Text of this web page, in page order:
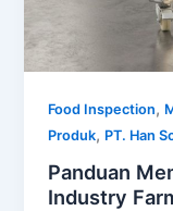
Food Inspection,
Produk, PT. Han
Panduan
Industry